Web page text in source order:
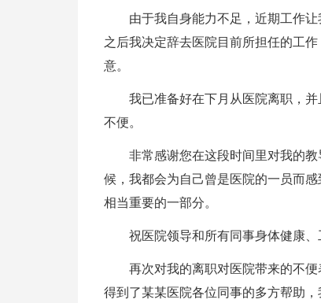
由于我自身能力不足，近期工作
之后我决定辞去医院目前所担任的工
意。
我已准备好在下月从医院离职，
不便。
非常感谢您在这段时间里对我的
候，我都会为自己曾是医院的一员而
相当重要的一部分。
祝医院领导和所有同事身体健康、
再次对我的离职对医院带来的不便
得到了某某医院各位同事的多方帮助，